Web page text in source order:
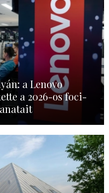
a Lenovo
a 2026-os foci-